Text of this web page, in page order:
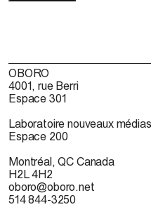
OBORO
4001, rue Berri
Espace 301
Laboratoire nouveaux médias
Espace 200
Montréal, QC Canada
H2L 4H2
oboro@oboro.net
514 844-3250